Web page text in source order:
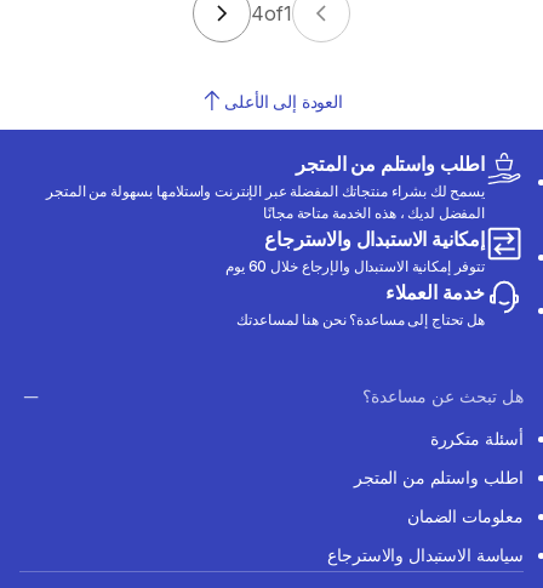
1
of
4
العودة إلى الأعلى
اطلب واستلم من المتجر
يسمح لك بشراء منتجاتك المفضلة عبر الإنترنت واستلامها بسهولة من المتجر
المفضل لديك ، هذه الخدمة متاحة مجانًا
إمكانية الاستبدال والاسترجاع
تتوفر إمكانية الاستبدال والإرجاع خلال 60 يوم
خدمة العملاء
هل تحتاج إلى مساعدة؟ نحن هنا لمساعدتك
هل تبحث عن مساعدة؟
أسئلة متكررة
اطلب واستلم من المتجر
معلومات الضمان
سياسة الاستبدال والاسترجاع